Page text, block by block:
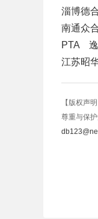
淄博德
南通众
PTA 逸
江苏昭
【版权声
尊重与保